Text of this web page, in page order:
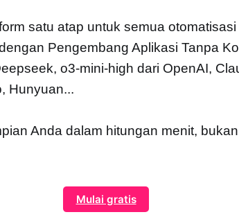
satu atap untuk semua
Pengembang Aplikasi Tanpa
o3-mini-high dari OpenAI,
Hunyuan...
Anda dalam hitungan menit,
Mulai gratis